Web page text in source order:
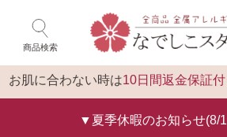
商品検索
お肌に合わない時は10日間返金保証付
▼夏季休暇のお知らせ(8/
ゲスト 様 こんにちは